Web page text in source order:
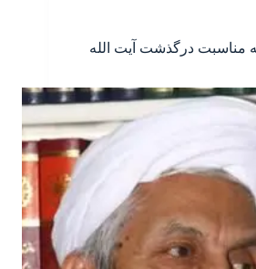
مناسبت درگذشت آیت الله